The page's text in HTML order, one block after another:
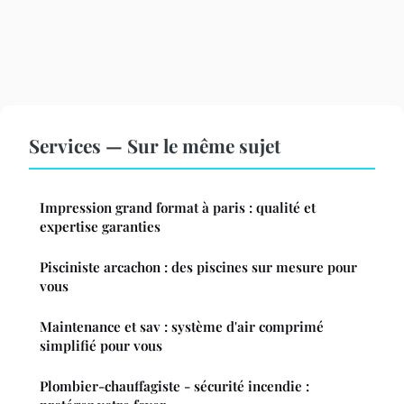
Services — Sur le même sujet
Impression grand format à paris : qualité et
expertise garanties
Pisciniste arcachon : des piscines sur mesure pour
vous
Maintenance et sav : système d'air comprimé
simplifié pour vous
Plombier-chauffagiste - sécurité incendie :